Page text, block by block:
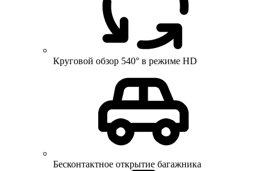
Круговой обзор 540° в режиме HD
Бесконтактное открытие багажника